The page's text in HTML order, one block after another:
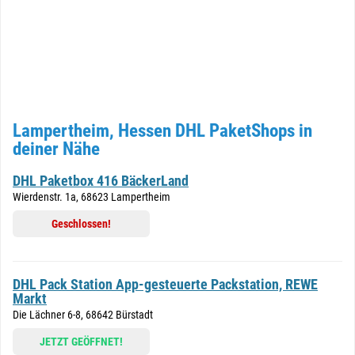
Lampertheim, Hessen DHL PaketShops in
deiner Nähe
DHL Paketbox 416 BäckerLand
Wierdenstr. 1a, 68623 Lampertheim
Geschlossen!
DHL Pack Station App-gesteuerte Packstation, REWE
Markt
Die Lächner 6-8, 68642 Bürstadt
JETZT GEÖFFNET!